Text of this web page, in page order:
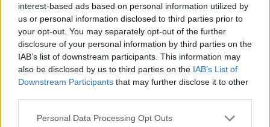
interest-based ads based on personal information utilized by
us or personal information disclosed to third parties prior to
your opt-out. You may separately opt-out of the further
disclosure of your personal information by third parties on the
IAB’s list of downstream participants. This information may
also be disclosed by us to third parties on the IAB’s List of
Downstream Participants that may further disclose it to other
Personal Data Processing Opt Outs